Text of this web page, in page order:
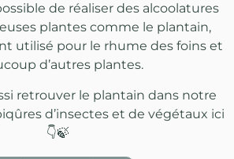
de réaliser des alcoolatures
plantes comme le plantain,
utilisé pour le rhume des foins et
d’autres plantes.
retrouver le plantain dans notre
d’insectes et de végétaux ici
👇🍃